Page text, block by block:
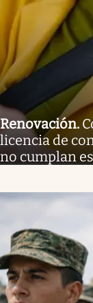
Renovación.
licencia de
no cumplan